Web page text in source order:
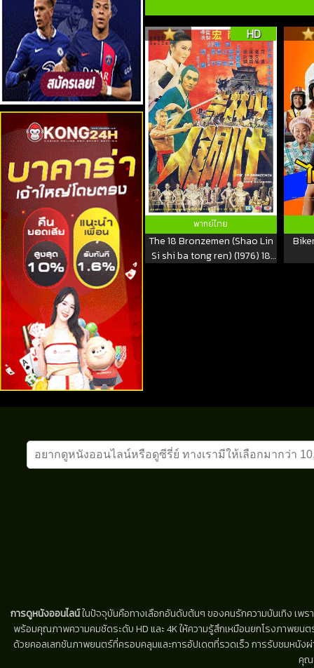
HD
พากย์ไทย
The 18 Bronzemen (Shao Lin
Si shi ba tong ren) (1976) 18
การดูหนังออนไลน์ในปัจจุบันคือทางเลือกอันดับต้นๆ ของคนรักความบันเทิง เพร
พร้อมคุณภาพความคมชัดระดับ HD และ 4K ให้ความรู้สึกเหมือนยกโรงภาพยน
ด้วยคอลเลกชันภาพยนตร์ที่ครอบคลุมและการอัปเดตที่รวดเร็ว การรับชมหนัง
คุณ